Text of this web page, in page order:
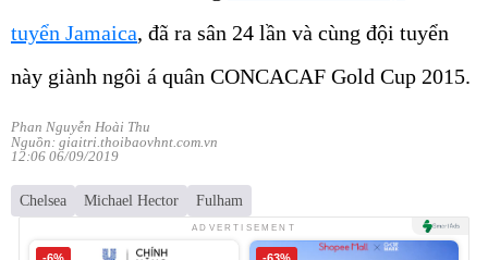
tuyển Jamaica, đã ra sân 24 lần và cùng đội tuyển
này giành ngôi á quân CONCACAF Gold Cup 2015.
Phan Nguyễn Hoài Thu
Nguồn: giaitri.thoibaovhnt.com.vn
12:06 06/09/2019
Chelsea Michael Hector Fulham
ADVERTISEMENT